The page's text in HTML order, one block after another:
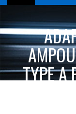
TYPE A